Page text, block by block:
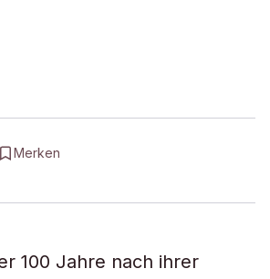
Merken
100 Jahre nach ihrer